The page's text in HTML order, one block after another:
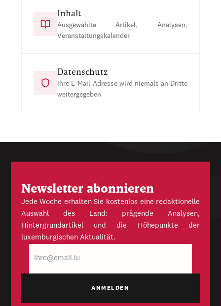
Inhalt
Ausgewählte Artikel, Analysen,
Veranstaltungskalender
Datenschutz
Ihre E-Mail-Adresse wird niemals an Dritte
weitergegeben
Newsletter abonnieren
Jede Woche erhalten Sie kostenlos eine redaktionelle
Auswahl des Land: prägende Analysen,
Hintergrundartikel und die Höhepunkte der
luxemburgischen Aktualität.
Mail